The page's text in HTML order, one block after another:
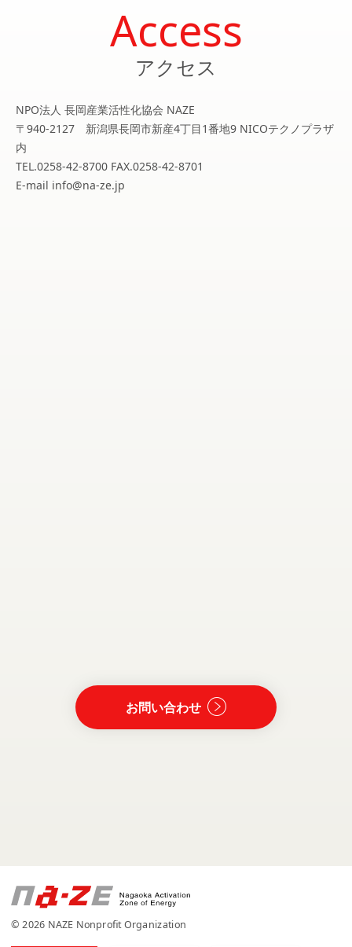
Access
アクセス
NPO法人 長岡産業活性化協会 NAZE
〒940-2127 新潟県長岡市新産4丁目1番地9 NICOテクノプラザ
内
TEL.0258-42-8700 FAX.0258-42-8701
E-mail info@na-ze.jp
お問い合わせ
© 2026 NAZE Nonprofit Organization